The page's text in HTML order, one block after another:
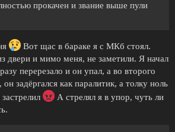
прокачен и звание выше пули
Вот щас в бараке я с МКб стоял.
двери и мимо меня, не заметили. Я начал
перерезало и он упал, а во второго
задёргался как паралитик, а толку ноль
А стрелял я в упор, чуть ли